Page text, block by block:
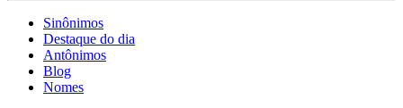
Sinônimos
Destaque do dia
Antônimos
Blog
Nomes